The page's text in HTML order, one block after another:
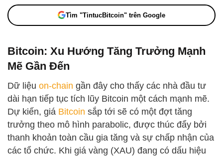
Tìm "TintucBitcoin" trên Google
Bitcoin: Xu Hướng Tăng Trưởng Mạnh
Mẽ Gần Đến
Dữ liệu on-chain gần đây cho thấy các nhà đầu tư
dài hạn tiếp tục tích lũy Bitcoin một cách mạnh mẽ.
Dự kiến, giá Bitcoin sắp tới sẽ có một đợt tăng
trưởng theo mô hình parabolic, được thúc đẩy bởi
thanh khoản toàn cầu gia tăng và sự chấp nhận của
các tổ chức. Khi giá vàng (XAU) đang có dấu hiệu